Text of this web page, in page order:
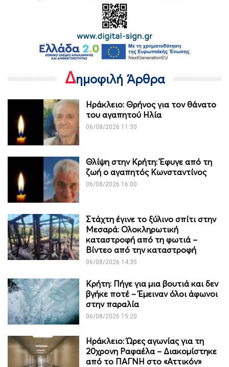
Δημοφιλή Άρθρα
Ηράκλειο: Θρήνος για τον θάνατο
του αγαπητού Ηλία
06/08/2026 11:30
Θλίψη στην Κρήτη: Έφυγε από τη
ζωή ο αγαπητός Κωνσταντίνος
06/08/2026 16:00
Στάχτη έγινε το ξύλινο σπίτι στην
Μεσαρά: Ολοκληρωτική
καταστροφή από τη φωτιά –
Βίντεο από την καταστροφή
06/08/2026 14:35
Κρήτη: Πήγε για μια βουτιά και δεν
βγήκε ποτέ – Έμειναν όλοι άφωνοι
στην παραλία
06/08/2026 15:20
Ηράκλειο: Ώρες αγωνίας για τη
20χρονη Ραφαέλα – Διακομίστηκε
από το ΠΑΓΝΗ στο «Αττικόν»